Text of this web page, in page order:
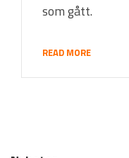
som gått.
READ MORE